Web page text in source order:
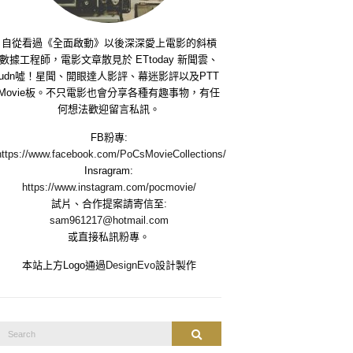
自從看過《全面啟動》以後深深愛上電影的斜槓
數據工程師，電影文章散見於 ETtoday 新聞雲、
噓！星聞、開眼達人影評、幕迷影評以及PTT
板。不只電影也會分享各種有趣事物，有任
何想法歡迎留言私訊。
FB粉專:
www.facebook.com/PoCsMovieCollections/
Insragram:
https://www.instagram.com/pocmovie/
試片、合作提案請寄信至:
sam961217@hotmail.com
或直接私訊粉專。
本站上方Logo通過 DesignEvo設計製作
Search